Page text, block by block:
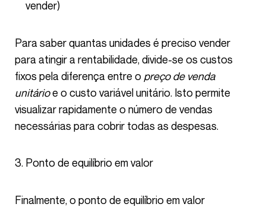
vender)
Para saber quantas unidades é preciso vender
para atingir a rentabilidade, divide-se os custos
fixos pela diferença entre o preço de venda
unitárioe o custo variável unitário. Isto permite
visualizar rapidamente o número de vendas
necessárias para cobrir todas as despesas.
Ponto de equilíbrio em valor
Finalmente, o ponto de equilíbrio em valor